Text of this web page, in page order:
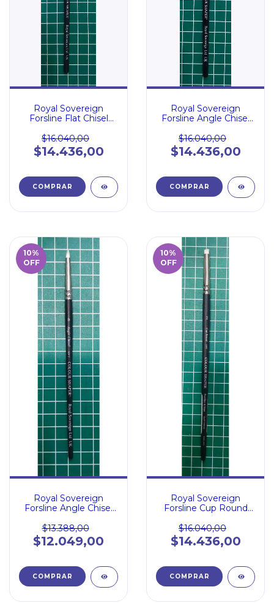
Royal Sovereign
Forsline Flat Chisel
$16.040,00
$14.436,00
Royal Sovereign
Forsline Angle Chisel
$16.040,00
$14.436,00
10%
OFF
Royal Sovereign
Forsline Angle Chisel
$13.388,00
$12.049,00
10%
OFF
Royal Sovereign
Forsline Cup Round
$16.040,00
$14.436,00